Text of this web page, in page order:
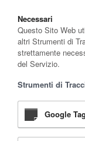
Necessari
Questo Sito Web
altri Strumenti di
strettamente
del Servizio.
Strumenti di
Google